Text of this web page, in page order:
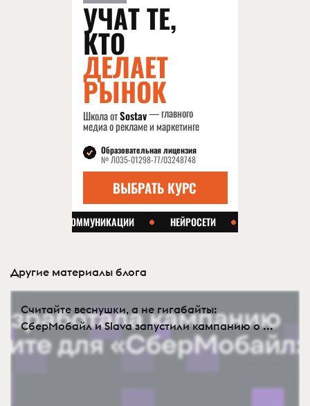
Другие материалы блога
Считайте веснушки, а не гигабайты:
СберМобайл и Slava запустили кампанию о ...